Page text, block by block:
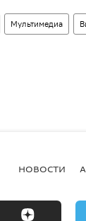
Мультимедиа
НОВОСТИ